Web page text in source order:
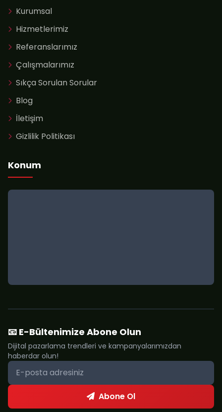
Kurumsal
Hizmetlerimiz
Referanslarımız
Çalışmalarımız
Sıkça Sorulan Sorular
Blog
İletişim
Gizlilik Politikası
Konum
📧 E-Bültenimize Abone Olun
Dijital pazarlama trendleri ve kampanyalarımızdan
haberdar olun!
Abone Ol